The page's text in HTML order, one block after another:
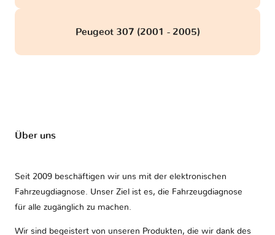
Peugeot 307 (2001 - 2005)
Über uns
Seit 2009 beschäftigen wir uns mit der elektronischen
Fahrzeugdiagnose. Unser Ziel ist es, die Fahrzeugdiagnose
für alle zugänglich zu machen.
Wir sind begeistert von unseren Produkten, die wir dank des